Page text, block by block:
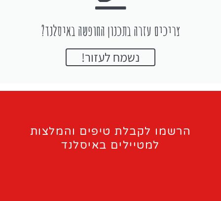
צריכים עזרה בתכנון החופשה באיסלנד?
נשמח לעזור!
הרשמו לקבלת טיפים והמלצות
למטיילים באיסלנד